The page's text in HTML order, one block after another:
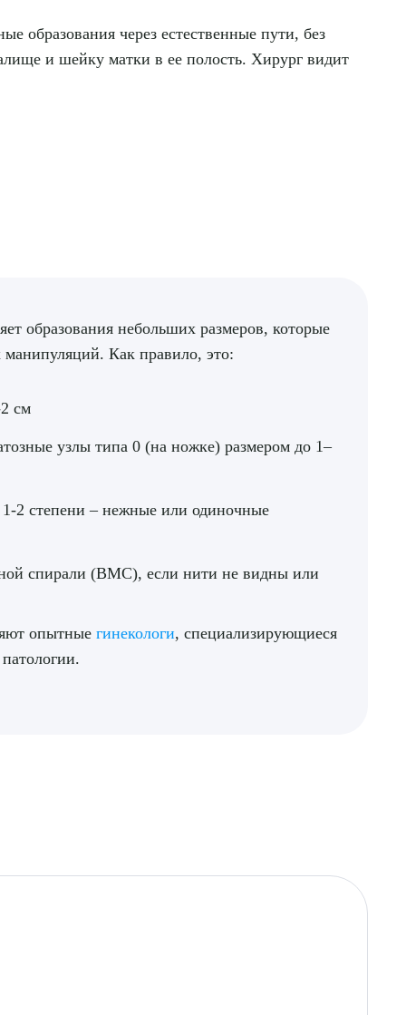
образования через естественные пути, без
и шейку матки в ее полость. Хирург видит
образования небольших размеров, которые
Как правило, это:
см
узлы типа 0 (на ножке) размером до 1–
2 степени – нежные или одиночные
спирали (ВМС), если нити не видны или
опытныегинекологи, специализирующиеся